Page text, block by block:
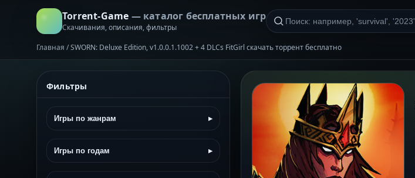
Torrent-Game — каталог бесплатных игр
Скачивания, описания, фильтры
Главная /SWORN: Deluxe Edition, v1.0.0.1.1002 + 4 DLCs FitGirl скачать торрент бесплатно
Фильтры
Игры по жанрам ▸
Игры по годам ▸